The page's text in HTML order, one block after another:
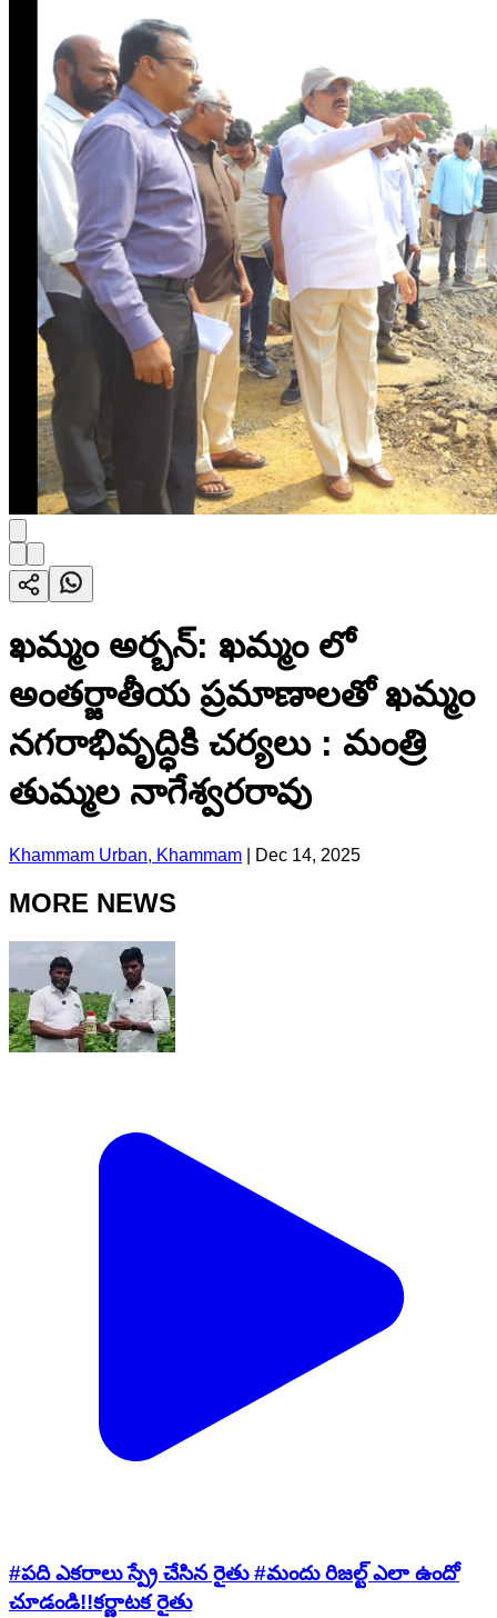
ఖమ్మం అర్బన్: ఖమ్మం లో
అంతర్జాతీయ ప్రమాణాలతో ఖమ్మం
నగరాభివృద్ధికి చర్యలు : మంత్రి
తుమ్మల నాగేశ్వరరావు
Khammam Urban, Khammam Dec 14, 2025
MORE NEWS
#పది ఎకరాలు స్ప్రే చేసిన రైతు #మందు రిజల్ట్ ఎలా ఉందో
చూడండి!!కర్ణాటక రైతు